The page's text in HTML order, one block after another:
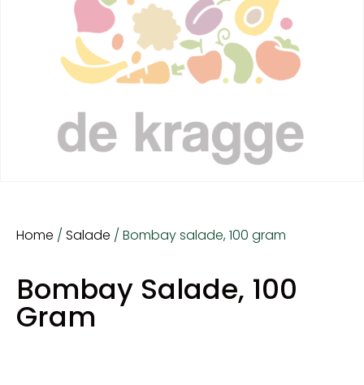
Home / Salade / Bombay salade, 100 gram
Bombay Salade, 100
Gram